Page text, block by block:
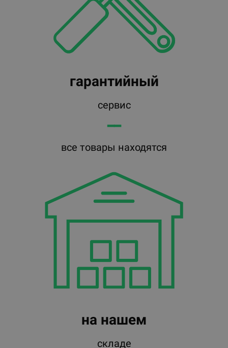
гарантийный
сервис
━━
все товары находятся
на нашем
складе